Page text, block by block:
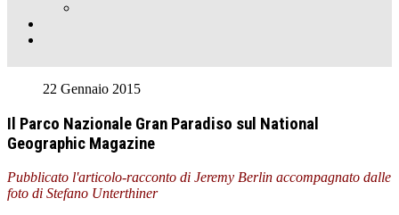
22 Gennaio 2015
Il Parco Nazionale Gran Paradiso sul National
Geographic Magazine
Pubblicato l'articolo-racconto di Jeremy Berlin accompagnato dalle
foto di Stefano Unterthiner